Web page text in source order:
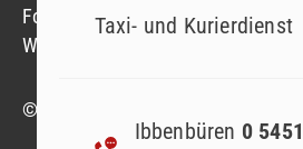
Taxi- und Kurierdienst
Ibbenbüren 0 5451
© 2023 Strier Reisen GmbH & Co. KG
Formblatt
Widerruf Reiseversicherung